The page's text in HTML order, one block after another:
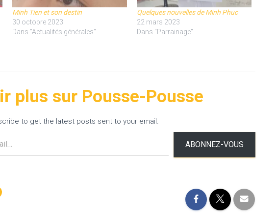
Minh Tien et son destin
30 octobre 2023
Dans "Actualités générales"
Quelques nouvelles de Minh Phuc
22 mars 2023
Dans "Parrainage"
plus sur Pousse-Pousse
to get the latest posts sent to your email.
ABONNEZ-VOUS